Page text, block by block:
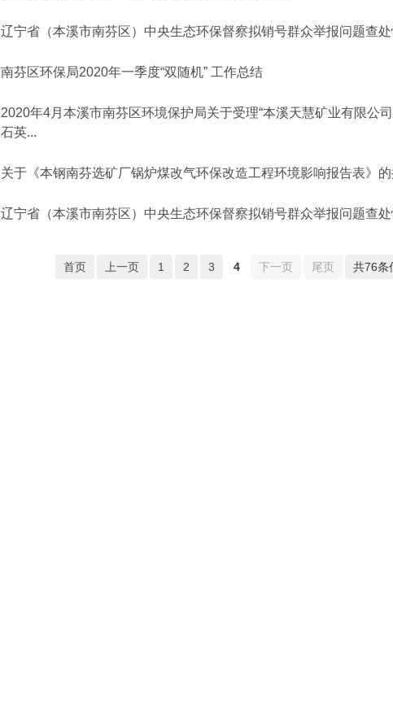
辽宁省（本溪市南芬区）中央生态环保督察拟销号群众举报问题查
南芬区环保局2020年一季度“双随机” 工作总结
2020年4月本溪市南芬区环境保护局关于受理“本溪天慧矿业有限公
石英...
关于《本钢南芬选矿厂锅炉煤改气环保改造工程环境影响报告表》的
辽宁省（本溪市南芬区）中央生态环保督察拟销号群众举报问题查
首页 上一页 1 2 3 4 下一页 尾页 共76条